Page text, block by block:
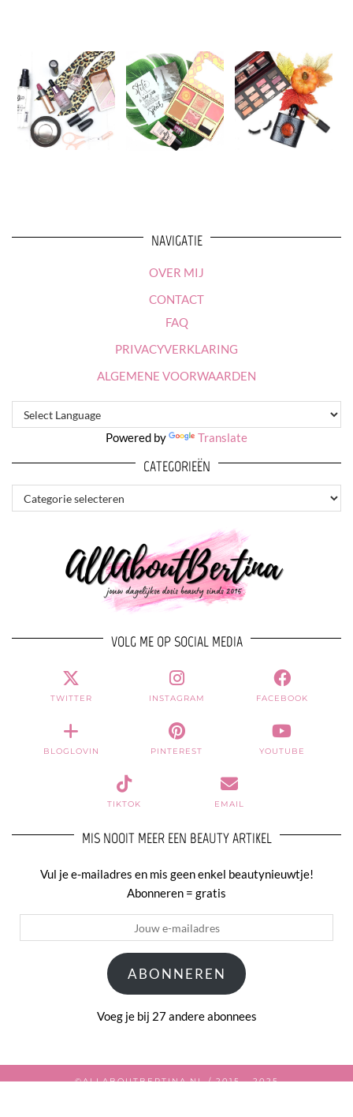
NAVIGATIE
OVER MIJ
CONTACT
FAQ
PRIVACYVERKLARING
ALGEMENE VOORWAARDEN
Powered by Translate
CATEGORIEËN
CATEGORIEËN
VOLG ME OP SOCIAL MEDIA
TWITTER INSTAGRAM FACEBOOK
BLOGLOVIN PINTEREST YOUTUBE
TIKTOK EMAIL
MIS NOOIT MEER EEN BEAUTY ARTIKEL
Vul je e-mailadres en mis geen enkel beautynieuwtje!
Abonneren = gratis
e-
ABONNEREN
Voeg je bij 27 andere abonnees
©ALLABOUTBERTINA.NL / 2015 - 2025